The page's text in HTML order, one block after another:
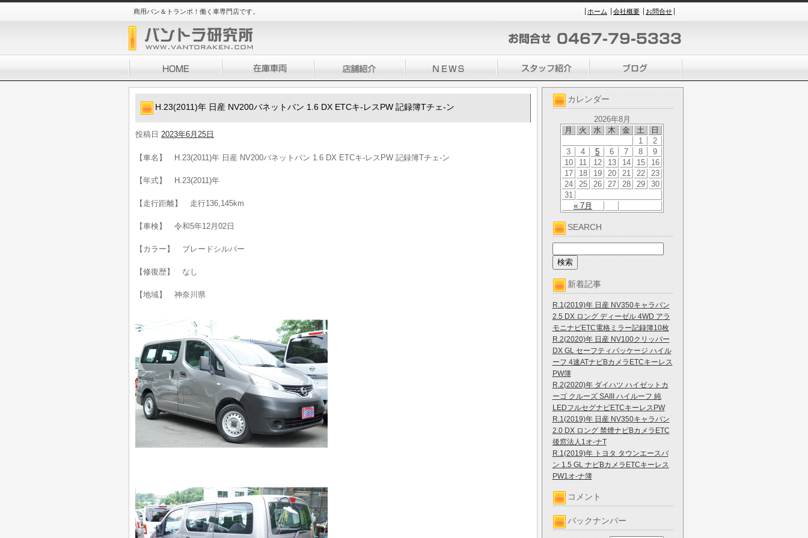
商用バン＆トランポ！働く車専門店です。 ホーム 会社概要 お問合せ
カレンダー
2026年8月
月
火 水 木 金 土 日
« 7月
1
2
3
4 5 6 7 8
9
10
11 12 13 14 15
16
17
18 19 20 21 22
23
24
25 26 27 28 29
30
31
SEARCH
新着記事
R.1(2019)年 日産 NV350キャラバン
2.5 DX ロング ディーゼル 4WD アラ
モニナビETC電格ミラー記録簿10枚
R.2(2020)年 日産 NV100クリッパー
DX GL セーフティパッケージ ハイル
ーフ 4速ATナビBカメラETCキーレス
PW簿
R.2(2020)年 ダイハツ ハイゼットカ
ーゴ クルーズ SAIII ハイルーフ 純
LEDフルセグナビETCキーレスPW
R.1(2019)年 日産 NV350キャラバン
2.0 DX ロング 禁煙ナビBカメラETC
後窓法人1オ-ナT
R.1(2019)年 トヨタ タウンエースバ
ン 1.5 GL ナビBカメラETCキーレス
PW1オ-ナ簿
コメント
バックナンバー
H.23(2011)年 日産 NV200バネットバン 1.6 DX ETCキ-レスPW 記録簿Tチェ-ン
投稿日 2023年6月25日
【車名】 H.23(2011)年 日産 NV200バネットバン 1.6 DX ETCキ-レスPW 記録簿Tチェ-ン
【年式】 H.23(2011)年
【走行距離】 走行136,145km
【車検】 令和5年12月02日
【カラー】 ブレードシルバー
【修復歴】 なし
【地域】 神奈川県